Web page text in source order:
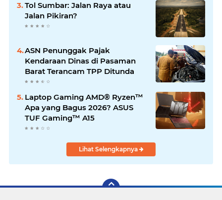
Tol Sumbar: Jalan Raya atau
Jalan Pikiran?
ASN Penunggak Pajak
Kendaraan Dinas di Pasaman
Barat Terancam TPP Ditunda
Laptop Gaming AMD® Ryzen™
Apa yang Bagus 2026? ASUS
TUF Gaming™ A15
Lihat Selengkapnya